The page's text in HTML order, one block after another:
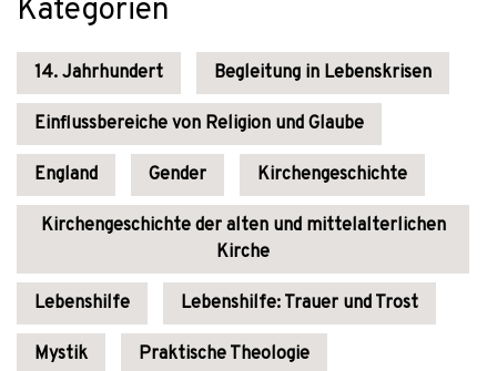
Kategorien
14. Jahrhundert Begleitung in Lebenskrisen
Einflussbereiche von Religion und Glaube
England Gender Kirchengeschichte
Kirchengeschichte der alten und mittelalterlichen
Kirche
Lebenshilfe Lebenshilfe: Trauer und Trost
Mystik Praktische Theologie